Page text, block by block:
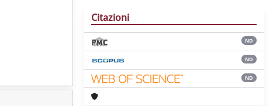
Citazioni
ND
ND
ND